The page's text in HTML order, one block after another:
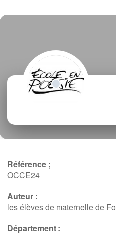
CONTACT
EMISSIONS SOULÈVEMENT
Référence ;
OCCE24
Auteur :
les élèves de maternelle de
Département :